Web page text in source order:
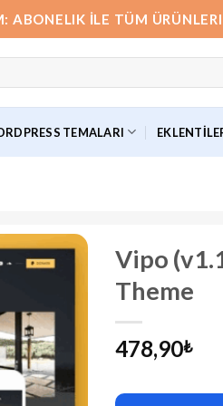
ABONELIK İLE TÜM
TEMALARI
Vipo
Theme
478,90₺